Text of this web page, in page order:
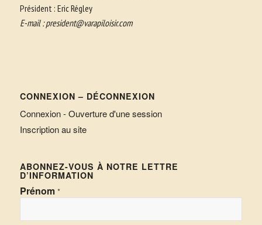
Président : Eric Régley
E-mail :president@varapiloisir.com
CONNEXION – DÉCONNEXION
Connexion - Ouverture d'une session
Inscription au site
ABONNEZ-VOUS À NOTRE LETTRE
D’INFORMATION
Prénom *